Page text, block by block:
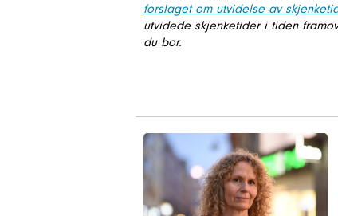
forslaget om utvidelse av
utvidede skjenketider i tiden
du bor.